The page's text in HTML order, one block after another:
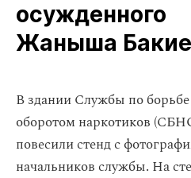
осужденного
Жаныша
В здании Службы по
оборотом наркотиков
повесили стенд с
начальников службы. На